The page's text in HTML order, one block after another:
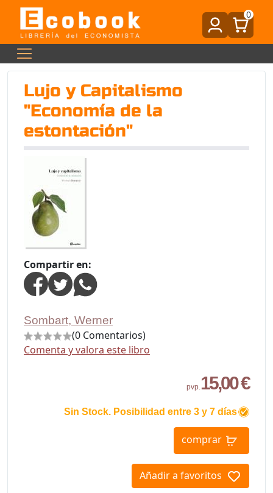
0
Lujo y Capitalismo
"Economía de la
estontación"
Compartir en:
Sombart, Werner
(0 Comentarios)
Comenta y valora este libro
pvp.15,00 €
Sin Stock. Posibilidad entre 3 y 7 días
comprar
Añadir a favoritos